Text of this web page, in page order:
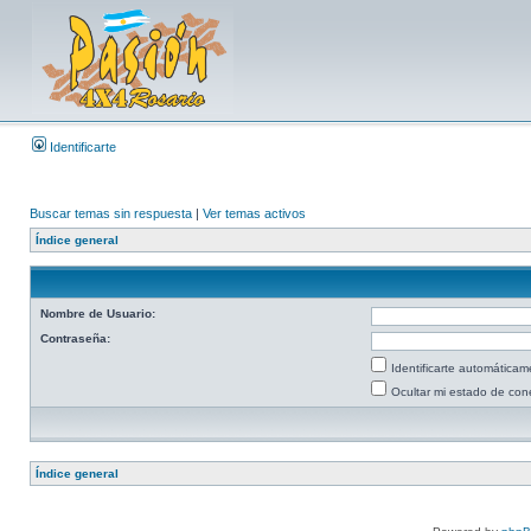
Identificarte
Buscar temas sin respuesta | Ver temas activos
Índice general
Nombre de Usuario:
Contraseña:
Identificarte
Ocultar mi estado de
Índice general